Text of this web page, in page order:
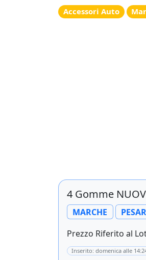
Accessori Auto
4 Gomme
MARCHE
Prezzo Riferito al
Inserito: domenica alle